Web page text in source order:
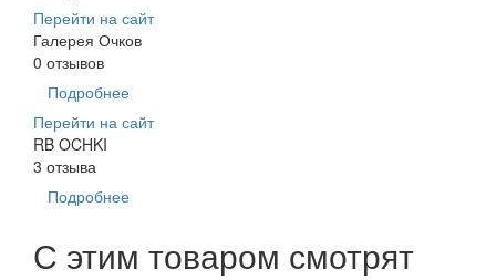
Перейти на сайт
Галерея Очков
0 отзывов
Подробнее
Перейти на сайт
RB OCHKI
3 отзыва
Подробнее
С этим товаром смотрят